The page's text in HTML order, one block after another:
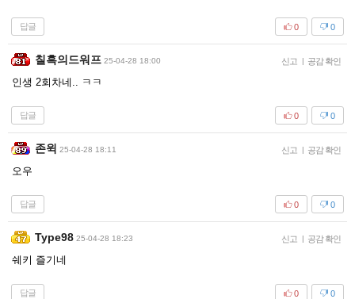
답글 0
0
칠흑의드워프 25-04-28 18:00 신고 | 공감 확인
인생 2회차네.. ㅋㅋ
답글 0
0
존윅 25-04-28 18:11 신고 | 공감 확인
오우
답글 0
0
Type98 25-04-28 18:23 신고 | 공감 확인
쉐키 즐기네
답글 0
0